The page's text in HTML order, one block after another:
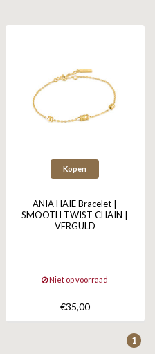
Kopen
ANIA HAIE Bracelet |
SMOOTH TWIST CHAIN |
VERGULD
Niet op voorraad
€35,00
1